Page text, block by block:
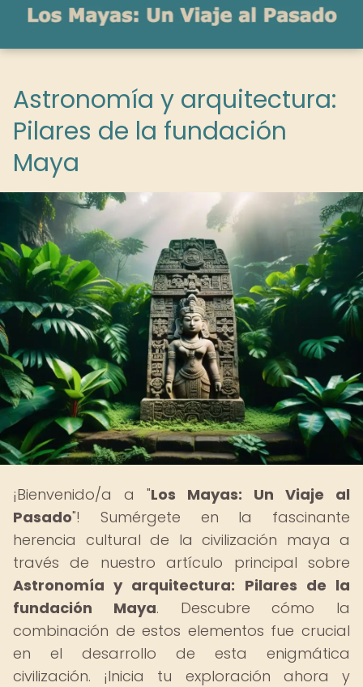
Astronomía y arquitectura:
Pilares de la fundación
Maya
¡Bienvenido/a a "Los Mayas: Un Viaje al
Pasado"! Sumérgete en la fascinante
herencia cultural de la civilización maya a
través de nuestro artículo principal sobre
Astronomía y arquitectura: Pilares de la
fundación Maya. Descubre cómo la
combinación de estos elementos fue crucial
en el desarrollo de esta enigmática
civilización. ¡Inicia tu exploración ahora y